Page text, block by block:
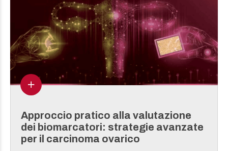
Approccio pratico alla valutazione
dei biomarcatori: strategie avanzate